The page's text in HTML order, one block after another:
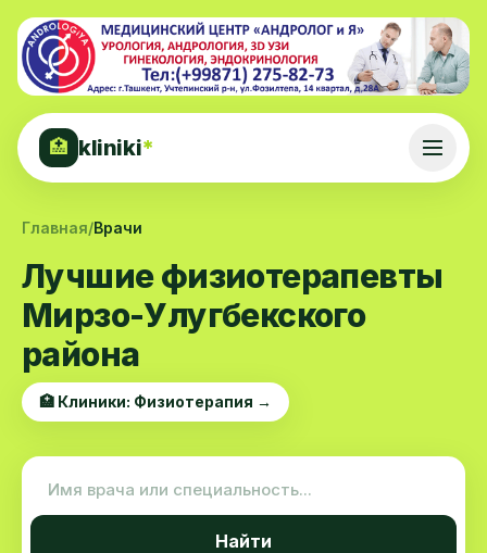
🏥 kliniki*
Главная/Врачи
Лучшие физиотерапевты
Мирзо-Улугбекского
района
🏥 Клиники: Физиотерапия →
Найти